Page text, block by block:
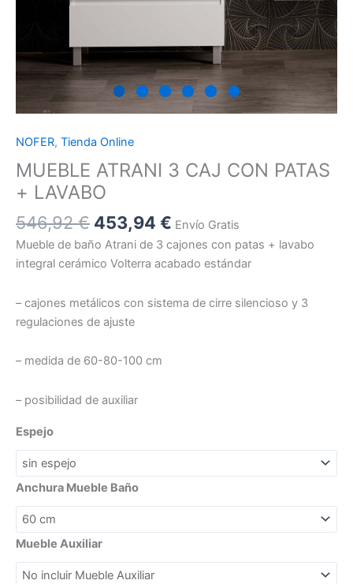
NOFER, Tienda Online
MUEBLE ATRANI 3 CAJ CON PATAS
+ LAVABO
546,92€ 453,94 € Envío Gratis
Mueble de baño Atrani de 3 cajones con patas + lavabo
integral cerámico Volterra acabado estándar
– cajones metálicos con sistema de cirre silencioso y 3
regulaciones de ajuste
– medida de 60-80-100 cm
– posibilidad de auxiliar
Espejo
Anchura Mueble Baño
Mueble Auxiliar